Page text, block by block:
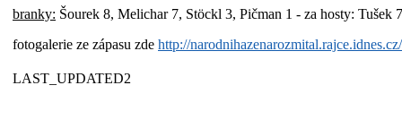
branky: Šourek 8, Melichar 7, Stöckl 3, Pičman 1 - za hosty: Tušek
fotogalerie ze zápasu zde http://narodnihazenarozmital.rajce.idnes.cz/
LAST_UPDATED2